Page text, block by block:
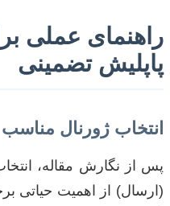
راهنمای عملی
پاپلیش تضمینی
انتخاب ژورنال مناسب
پس از نگارش مقاله،
(ارسال) از اهمیت حیاتی